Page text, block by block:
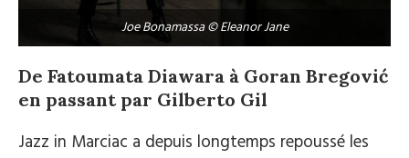
Joe Bonamassa © Eleanor Jane
De Fatoumata Diawara à Goran Bregović
en passant par Gilberto Gil
Jazz in Marciac a depuis longtemps repoussé les